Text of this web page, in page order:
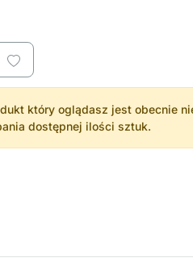
który oglądasz jest obecnie
dostępnej ilości sztuk.